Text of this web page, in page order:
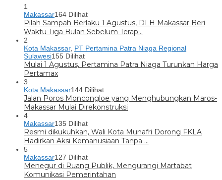
1
Makassar164 Dilihat
Pilah Sampah Berlaku 1 Agustus, DLH Makassar Beri
Waktu Tiga Bulan Sebelum Terap…
2
Kota Makassar, PT Pertamina Patra Niaga Regional
Sulawesi155 Dilihat
Mulai 1 Agustus, Pertamina Patra Niaga Turunkan Harga
Pertamax
3
Kota Makassar144 Dilihat
Jalan Poros Moncongloe yang Menghubungkan Maros-
Makassar Mulai Direkonstruksi
4
Makassar135 Dilihat
Resmi dikukuhkan, Wali Kota Munafri Dorong FKLA
Hadirkan Aksi Kemanusiaan Tanpa …
5
Makassar127 Dilihat
Menegur di Ruang Publik, Mengurangi Martabat
Komunikasi Pemerintahan